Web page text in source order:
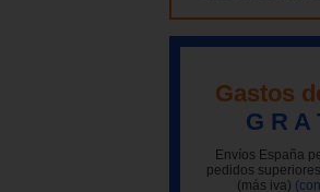
Gastos
G R A
Envíos España
pedidos
(más iva)